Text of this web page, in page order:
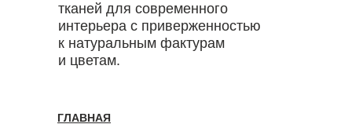
тканей для современного
интерьера с приверженностью
к натуральным фактурам
и цветам.
ГЛАВНАЯ